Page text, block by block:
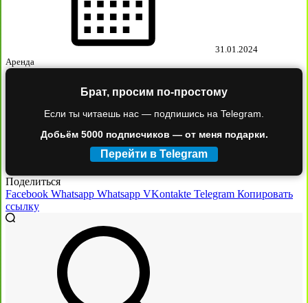
31.01.2024
Аренда
Брат, просим по-простому
Если ты читаешь нас — подпишись на Telegram.
Добьём 5000 подписчиков — от меня подарки.
Перейти в Telegram
Поделиться
Facebook Whatsapp Whatsapp VKontakte Telegram Копировать
ссылку